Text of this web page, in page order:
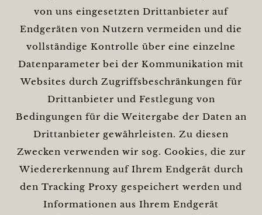
von uns eingesetzten Drittanbieter auf
Endgeräten von Nutzern vermeiden und die
vollständige Kontrolle über eine einzelne
Datenparameter bei der Kommunikation mit
Websites durch Zugriffsbeschränkungen für
Drittanbieter und Festlegung von
Bedingungen für die Weitergabe der Daten an
Drittanbieter gewährleisten. Zu diesen
Zwecken verwenden wir sog. Cookies, die zur
Wiedererkennung auf Ihrem Endgerät durch
den Tracking Proxy gespeichert werden und
Informationen aus Ihrem Endgerät